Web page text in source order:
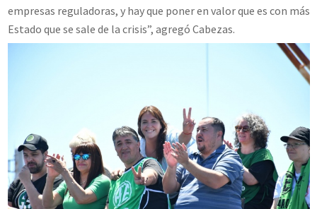
empresas reguladoras, y hay que poner en valor que es con más
Estado que se sale de la crisis”, agregó Cabezas.